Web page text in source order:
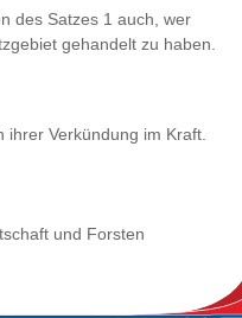
des Satzes 1 auch, wer
gehandelt zu haben.
ihrer Verkündung im Kraft.
und Forsten